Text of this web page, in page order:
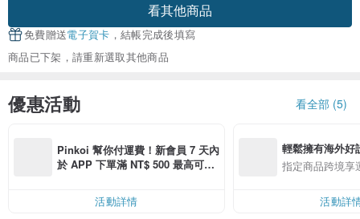
看其他商品
免費贈送電子賀卡 ，結帳完成後填寫
商品已下架，請重新選取其他商品
優惠活動 看全部 (5)
Pinkoi 幫你付運費！新會員 7 天內
於 APP 下單滿 NT$ 500 最高可折
活動詳情
輕鬆擁有海外好
指定商品跨境享
活動詳